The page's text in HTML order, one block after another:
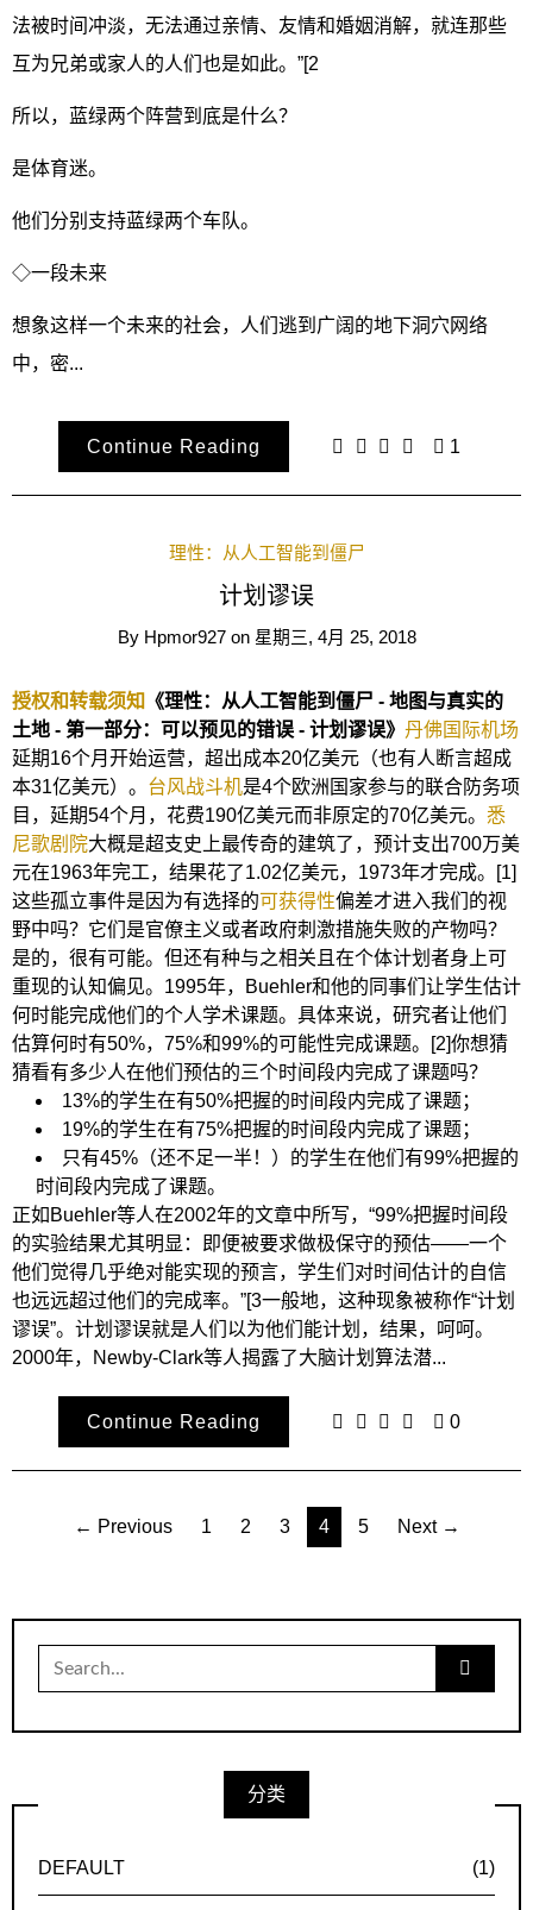
法被时间冲淡，无法通过亲情、友情和婚姻消解，就连那些
互为兄弟或家人的人们也是如此。”[2
所以，蓝绿两个阵营到底是什么？
是体育迷。
他们分别支持蓝绿两个车队。
◇一段未来
想象这样一个未来的社会，人们逃到广阔的地下洞穴网络
中，密...
Continue Reading 1
理性：从人工智能到僵尸
计划谬误
By Hpmor927 on 星期三, 4月 25, 2018
授权和转载须知 《理性：从人工智能到僵尸 - 地图与真实的
土地 - 第一部分：可以预见的错误 - 计划谬误》 丹佛国际机场
延期16个月开始运营，超出成本20亿美元（也有人断言超成
本31亿美元）。 台风战斗机是4个欧洲国家参与的联合防务项
目，延期54个月，花费190亿美元而非原定的70亿美元。 悉
尼歌剧院大概是超支史上最传奇的建筑了，预计支出700万美
元在1963年完工，结果花了1.02亿美元，1973年才完成。[1]
这些孤立事件是因为有选择的可获得性偏差才进入我们的视
野中吗？它们是官僚主义或者政府刺激措施失败的产物吗？
是的，很有可能。但还有种与之相关且在个体计划者身上可
重现的认知偏见。1995年，Buehler和他的同事们让学生估计
何时能完成他们的个人学术课题。具体来说，研究者让他们
估算何时有50%，75%和99%的可能性完成课题。[2]你想猜
猜看有多少人在他们预估的三个时间段内完成了课题吗？
13%的学生在有50%把握的时间段内完成了课题；
19%的学生在有75%把握的时间段内完成了课题；
只有45%（还不足一半！）的学生在他们有99%把握的
时间段内完成了课题。
正如Buehler等人在2002年的文章中所写，“99%把握时间段
的实验结果尤其明显：即便被要求做极保守的预估——一个
他们觉得几乎绝对能实现的预言，学生们对时间估计的自信
也远远超过他们的完成率。”[3一般地，这种现象被称作“计划
谬误”。计划谬误就是人们以为他们能计划，结果，呵呵。
2000年，Newby-Clark等人揭露了大脑计划算法潜...
Continue Reading 0
导
← Previous 1 2 3 4 5 Next →
Search
for:
分类
DEFAULT (1)